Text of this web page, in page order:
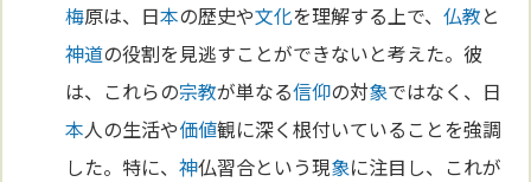
梅原は、日本の歴史や文化を理解する上で、仏教と
神道の役割を見逃すことができないと考えた。彼
は、これらの宗教が単なる信仰の対象ではなく、日
本人の生活や価値観に深く根付いていることを強調
した。特に、神仏習合という現象に注目し、これが